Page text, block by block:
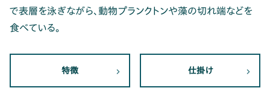
で表層を泳ぎながら、動物プランクトンや藻の切れ端などを
食べている。
特徴 仕掛け